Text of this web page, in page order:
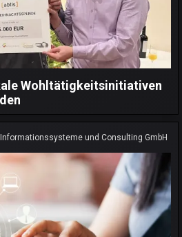
Wohltätigkeitsinitiativen
Informationssysteme und Consulting GmbH